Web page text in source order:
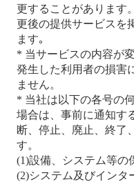
更することがあります
更後の提供サービスを
ます｡
* 当サービスの内容が
発生した利用者の損害
ません。
* 当社は以下の各号の
場合は、事前に通知す
断、停止、廃止、終了
す。
(1)設備、システム等の
(2)システム及びインタ